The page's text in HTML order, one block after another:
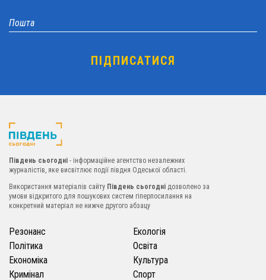
Південь сьогодні - інформаційне агентство незалежних
журналістів, яке висвітлює події півдня Одеської області.
Використання матеріалів сайту Південь сьогодні дозволено за
умови відкритого для пошукових систем гіперпосилання на
конкретний матеріал не нижче другого абзацу
Резонанс
Політика
Економіка
Кримінал
Екологія
Освіта
Культура
Спорт